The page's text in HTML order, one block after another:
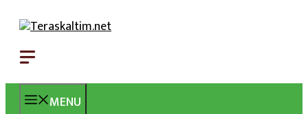
MENU